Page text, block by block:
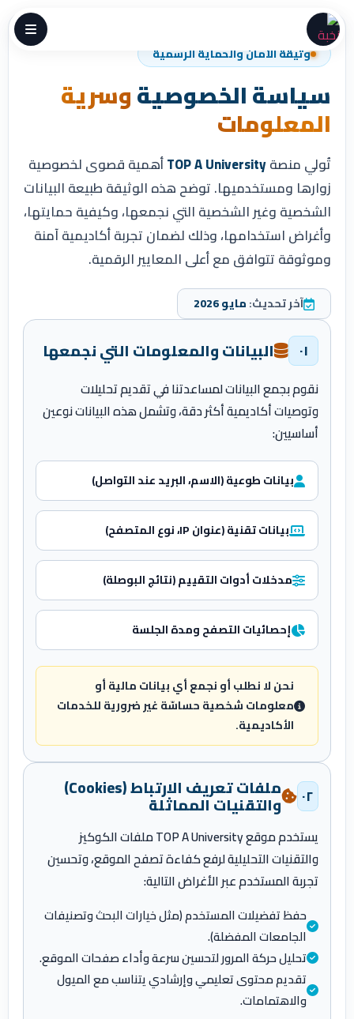
وثيقة الأمان والحماية الرسمية
سياسة الخصوصيةوسرية
المعلومات
تُولي منصةTOP A Universityأهمية قصوى لخصوصية
زوارها ومستخدميها. توضح هذه الوثيقة طبيعة البيانات
الشخصية وغير الشخصية التي نجمعها، وكيفية حمايتها،
وأغراض استخدامها، وذلك لضمان تجربة أكاديمية آمنة
وموثوقة تتوافق مع أعلى المعايير الرقمية.
آخر تحديث:مايو 2026
٠١ البيانات والمعلومات التي نجمعها
نقوم بجمع البيانات لمساعدتنا في تقديم تحليلات
وتوصيات أكاديمية أكثر دقة، وتشمل هذه البيانات نوعين
أساسيين:
بيانات طوعية (الاسم، البريد عند التواصل)
بيانات تقنية (عنوان IP، نوع المتصفح)
مدخلات أدوات التقييم (نتائج البوصلة)
إحصائيات التصفح ومدة الجلسة
نحن لا نطلب أو نجمع أي بيانات مالية أو
معلومات شخصية حساسّة غير ضرورية للخدمات
الأكاديمية.
٠٢ ملفات تعريف الارتباط (Cookies)
والتقنيات المماثلة
يستخدم موقع TOP A University ملفات الكوكيز
والتقنيات التحليلية لرفع كفاءة تصفح الموقع، وتحسين
تجربة المستخدم عبر الأغراض التالية:
حفظ تفضيلات المستخدم (مثل خيارات البحث وتصنيفات
الجامعات المفضلة).
تحليل حركة المرور لتحسين سرعة وأداء صفحات الموقع.
تقديم محتوى تعليمي وإرشادي يتناسب مع الميول
والاهتمامات.